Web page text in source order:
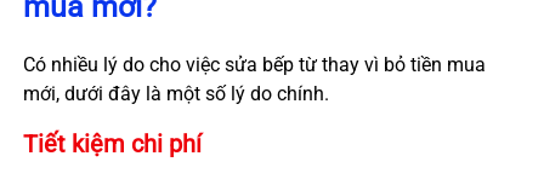
Có nhiều lý do cho việc sửa bếp từ thay vì bỏ tiền mua
mới, dưới đây là một số lý do chính.
Tiết kiệm chi phí